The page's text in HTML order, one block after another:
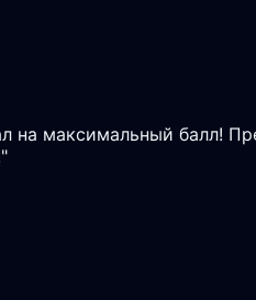
на максимальный балл!
"